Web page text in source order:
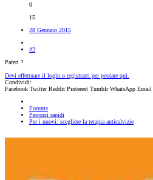
0
15
28 Gennaio 2015
#2
Pareri ?
Devi effettuare il login o registrarti per postare qui.
Condividi:
Facebook Twitter Reddit Pinterest Tumblr WhatsApp Email
Forums
Percorsi rapidi
Per i nuovi: scegliere la terapia anticalvizie